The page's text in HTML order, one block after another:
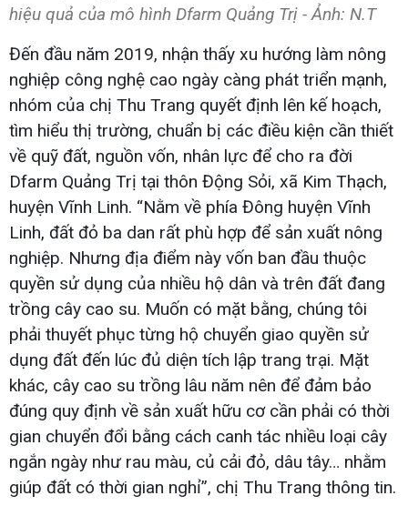
hiệu quả của mô hình Dfarm Quảng Trị - Ảnh: N.T
Đến đầu năm 2019, nhận thấy xu hướng làm nông
nghiệp công nghệ cao ngày càng phát triển mạnh,
nhóm của chị Thu Trang quyết định lên kế hoạch,
tìm hiểu thị trường, chuẩn bị các điều kiện cần thiết
về quỹ đất, nguồn vốn, nhân lực để cho ra đời
Dfarm Quảng Trị tại thôn Động Sỏi, xã Kim Thạch,
huyện Vĩnh Linh. “Nằm về phía Đông huyện Vĩnh
Linh, đất đỏ ba dan rất phù hợp để sản xuất nông
nghiệp. Nhưng địa điểm này vốn ban đầu thuộc
quyền sử dụng của nhiều hộ dân và trên đất đang
trồng cây cao su. Muốn có mặt bằng, chúng tôi
phải thuyết phục từng hộ chuyển giao quyền sử
dụng đất đến lúc đủ diện tích lập trang trại. Mặt
khác, cây cao su trồng lâu năm nên để đảm bảo
đúng quy định về sản xuất hữu cơ cần phải có thời
gian chuyển đổi bằng cách canh tác nhiều loại cây
ngắn ngày như rau màu, củ cải đỏ, dâu tây… nhằm
giúp đất có thời gian nghỉ”, chị Thu Trang thông tin.